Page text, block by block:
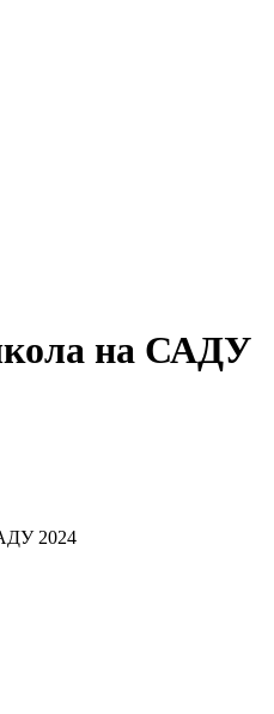
на САДУ
2024